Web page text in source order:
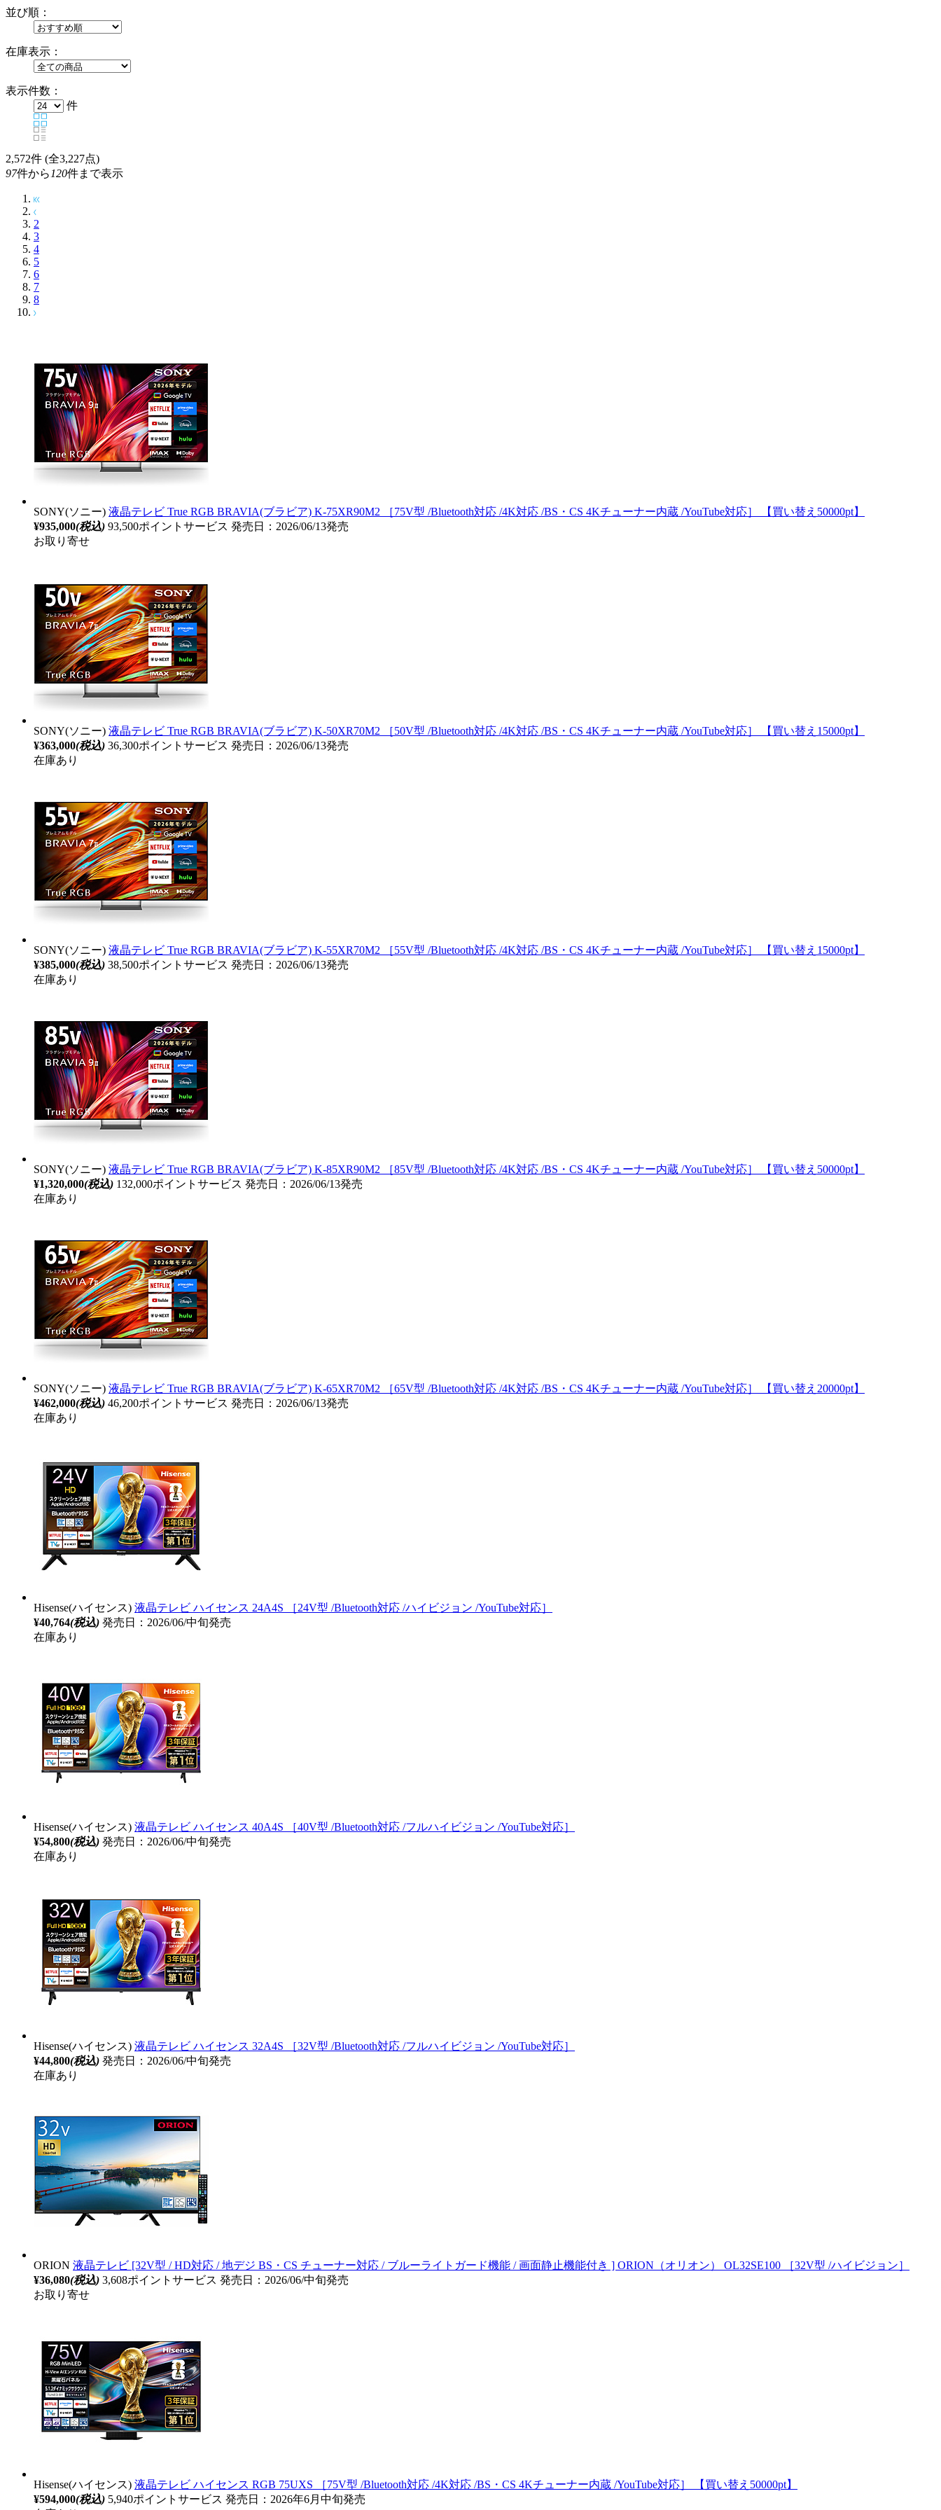
並び順：
在庫表示：
表示件数：
件
2,572件 (全3,227点)
97件から 120件まで表示
2
3
4
5
6
7
8
SONY(ソニー) 液晶テレビ True RGB BRAVIA(ブラビア) K-75XR90M2 ［75V型 /Bluetooth対応 /4K対応 /BS・CS 4Kチューナー内蔵 /YouTube対応］ 【買い替え50000pt】
¥935,000(税込) 93,500ポイントサービス 発売日：2026/06/13発売
お取り寄せ
SONY(ソニー) 液晶テレビ True RGB BRAVIA(ブラビア) K-50XR70M2 ［50V型 /Bluetooth対応 /4K対応 /BS・CS 4Kチューナー内蔵 /YouTube対応］ 【買い替え15000pt】
¥363,000(税込) 36,300ポイントサービス 発売日：2026/06/13発売
在庫あり
SONY(ソニー) 液晶テレビ True RGB BRAVIA(ブラビア) K-55XR70M2 ［55V型 /Bluetooth対応 /4K対応 /BS・CS 4Kチューナー内蔵 /YouTube対応］ 【買い替え15000pt】
¥385,000(税込) 38,500ポイントサービス 発売日：2026/06/13発売
在庫あり
SONY(ソニー) 液晶テレビ True RGB BRAVIA(ブラビア) K-85XR90M2 ［85V型 /Bluetooth対応 /4K対応 /BS・CS 4Kチューナー内蔵 /YouTube対応］ 【買い替え50000pt】
¥1,320,000(税込) 132,000ポイントサービス 発売日：2026/06/13発売
在庫あり
SONY(ソニー) 液晶テレビ True RGB BRAVIA(ブラビア) K-65XR70M2 ［65V型 /Bluetooth対応 /4K対応 /BS・CS 4Kチューナー内蔵 /YouTube対応］ 【買い替え20000pt】
¥462,000(税込) 46,200ポイントサービス 発売日：2026/06/13発売
在庫あり
Hisense(ハイセンス) 液晶テレビ ハイセンス 24A4S ［24V型 /Bluetooth対応 /ハイビジョン /YouTube対応］
¥40,764(税込) 発売日：2026/06/中旬発売
在庫あり
Hisense(ハイセンス) 液晶テレビ ハイセンス 40A4S ［40V型 /Bluetooth対応 /フルハイビジョン /YouTube対応］
¥54,800(税込) 発売日：2026/06/中旬発売
在庫あり
Hisense(ハイセンス) 液晶テレビ ハイセンス 32A4S ［32V型 /Bluetooth対応 /フルハイビジョン /YouTube対応］
¥44,800(税込) 発売日：2026/06/中旬発売
在庫あり
ORION 液晶テレビ [32V型 / HD対応 / 地デジ BS・CS チューナー対応 / ブルーライトガード機能 / 画面静止機能付き ] ORION（オリオン） OL32SE100 ［32V型 /ハイビジョン］
¥36,080(税込) 3,608ポイントサービス 発売日：2026/06/中旬発売
お取り寄せ
Hisense(ハイセンス) 液晶テレビ ハイセンス RGB 75UXS ［75V型 /Bluetooth対応 /4K対応 /BS・CS 4Kチューナー内蔵 /YouTube対応］ 【買い替え50000pt】
¥594,000(税込) 5,940ポイントサービス 発売日：2026年6月中旬発売